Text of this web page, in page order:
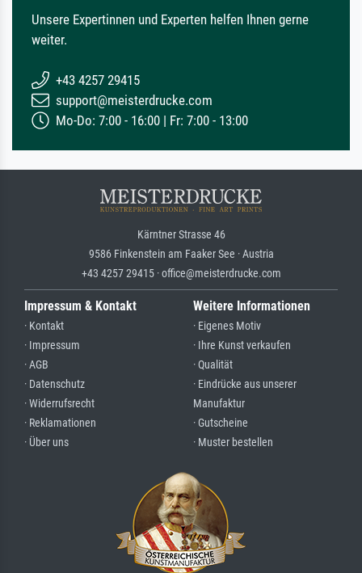
Unsere Expertinnen und Experten helfen Ihnen gerne
weiter.
+43 4257 29415
support@meisterdrucke.com
Mo-Do: 7:00 - 16:00 | Fr: 7:00 - 13:00
Kärntner Strasse 46
9586 Finkenstein am Faaker See · Austria
+43 4257 29415 · office@meisterdrucke.com
Impressum & Kontakt
· Kontakt
· Impressum
· AGB
· Datenschutz
· Widerrufsrecht
· Reklamationen
· Über uns
Weitere Informationen
· Eigenes Motiv
· Ihre Kunst verkaufen
· Qualität
· Eindrücke aus unserer
Manufaktur
· Gutscheine
· Muster bestellen